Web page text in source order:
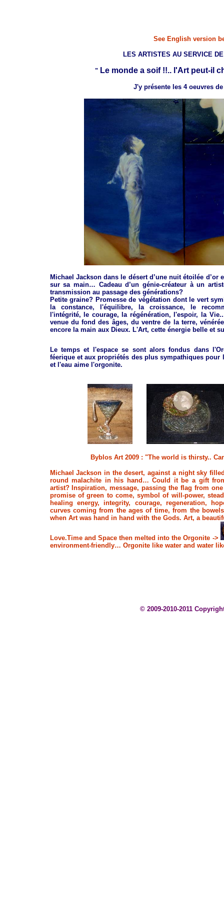
See English version
LES ARTISTES AU SERVICE
"Le monde a soif !!.. l 'Art peut-il
J'y présente les 4 oeuvres
Michael Jackson dans le désert d’une nuit étoilée
sur sa main… Cadeau d’un génie-créateur à un
transmission au passage des générations?
Petite graine? Promesse de végétation dont le vert
la constance, l'équilibre, la croissance, le
l'intégrité, le courage, la régénération, l'espoir, la
venue du fond des âges, du ventre de la terre,
encore la main aux Dieux. L'Art, cette énergie belle et
Le temps et l'espace se sont alors fondus dans l'
féerique et aux propriétés des plus sympathiques
et l'eau aime l'orgonite.
Byblos Art 2009 : "The world is thirsty..
Michael Jackson in the desert, against a night sky
round malachite in his hand… Could it be a gift
artist? Inspiration, message, passing the flag from
promise of green to come, symbol of will-power,
healing energy, integrity, courage, regeneration,
curves coming from the ages of time, from the
when Art was hand in hand with the Gods. Art, a
Love.Time and Space then melted into theOrgonite ->
environment-friendly… Orgonite like water and water
© 2009-2010-2011